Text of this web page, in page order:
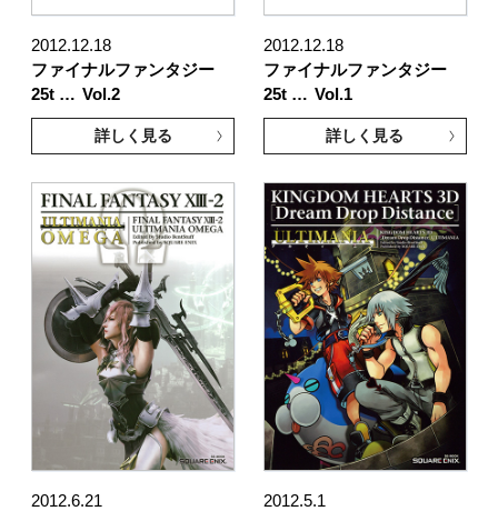
2012.12.18
ファイナルファンタジー
25t … Vol.2
詳しく見る
2012.12.18
ファイナルファンタジー
25t … Vol.1
詳しく見る
2012.6.21
2012.5.1